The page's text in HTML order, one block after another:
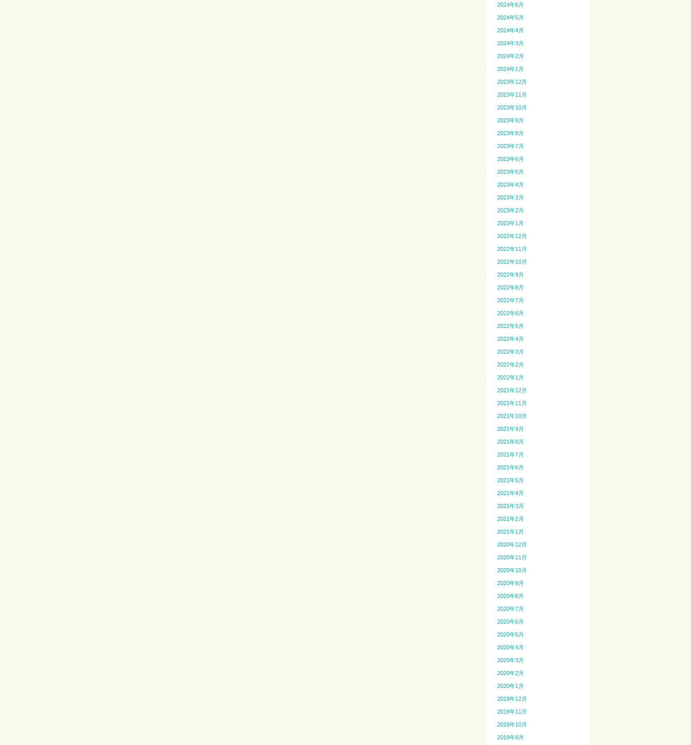
2024年6月
2024年5月
2024年4月
2024年3月
2024年2月
2024年1月
2023年12月
2023年11月
2023年10月
2023年9月
2023年8月
2023年7月
2023年6月
2023年5月
2023年4月
2023年3月
2023年2月
2023年1月
2022年12月
2022年11月
2022年10月
2022年9月
2022年8月
2022年7月
2022年6月
2022年5月
2022年4月
2022年3月
2022年2月
2022年1月
2021年12月
2021年11月
2021年10月
2021年9月
2021年8月
2021年7月
2021年6月
2021年5月
2021年4月
2021年3月
2021年2月
2021年1月
2020年12月
2020年11月
2020年10月
2020年9月
2020年8月
2020年7月
2020年6月
2020年5月
2020年4月
2020年3月
2020年2月
2020年1月
2019年12月
2019年11月
2019年10月
2019年9月